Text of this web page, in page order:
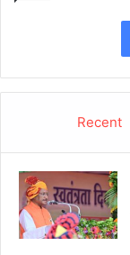
Recent